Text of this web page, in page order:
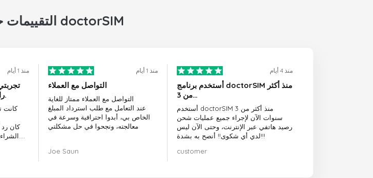
28,000 التقييمات حول doctorSIM
منذ 1 أيام
مع خدمة doctorSIM رائعة.
كانت
كان
منذ 1 أيام
التواصل مع العملاء
التواصل مع العملاء ممتاز للغاية
عند التعامل مع طلب استرداد المبلغ
الخاص بي، أبدوا احترافية وسرعة في
معالجته، ونجحوا في حل مشكلتي
Joe Saun
منذ 4 أيام
أستخدم برنامج doctorSIM منذ أكثر
من 3…
أستخدم doctorSIM منذ أكثر من 3
سنوات الآن لإجراء جميع عمليات شحن
رصيد هاتفي عبر الإنترنت، وحتى الآن ليس
لدي أي شكوى!! أنصح به بشدة!!!
customer